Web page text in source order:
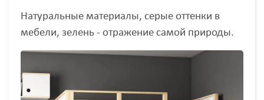
Натуральные материалы, серые оттенки в
мебели, зелень - отражение самой природы.